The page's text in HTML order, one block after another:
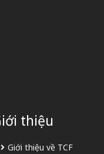
thiệu
Giới thiệu về TCF